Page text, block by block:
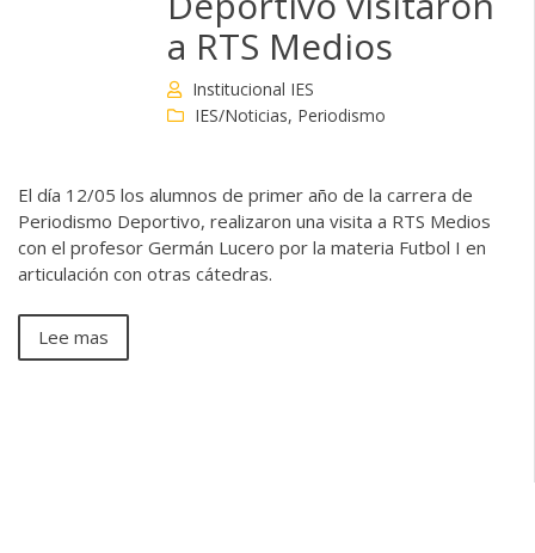
a RTS Medios
Institucional IES
IES/Noticias, Periodismo
El día 12/05 los alumnos de primer año de la carrera de
Periodismo Deportivo, realizaron una visita a RTS Medios
con el profesor Germán Lucero por la materia Futbol I en
articulación con otras cátedras.
Lee mas